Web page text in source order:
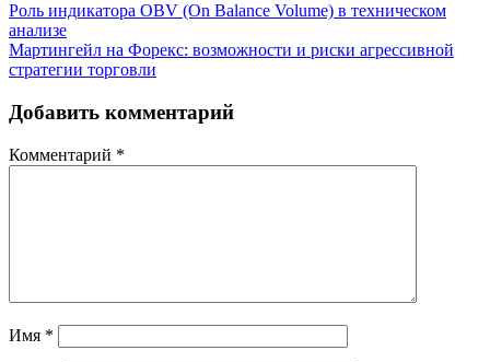
Роль индикатора OBV (On Balance Volume) в техническом
анализе
Мартингейл на Форекс: возможности и риски агрессивной
стратегии торговли
Добавить комментарий
Комментарий *
Имя *